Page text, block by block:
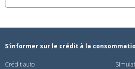
S'informer sur le crédit à la
Crédit auto